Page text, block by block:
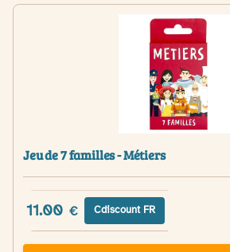
Jeu de 7 familles - Métiers
11.00 € Cdiscount FR